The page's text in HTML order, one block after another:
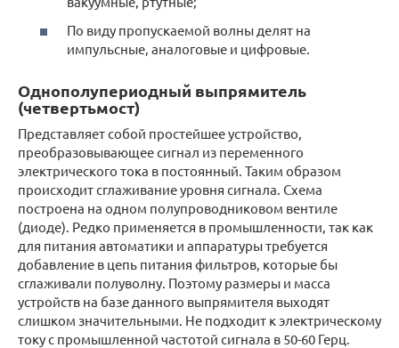
По виду пропускаемой волны делят на
импульсные, аналоговые и цифровые.
Однополупериодный выпрямитель
(четвертьмост)
Представляет собой простейшее устройство,
преобразовывающее сигнал из переменного
электрического тока в постоянный. Таким образом
происходит сглаживание уровня сигнала. Схема
построена на одном полупроводниковом вентиле
(диоде). Редко применяется в промышленности, так как
для питания автоматики и аппаратуры требуется
добавление в цепь питания фильтров, которые бы
сглаживали полуволну. Поэтому размеры и масса
устройств на базе данного выпрямителя выходят
слишком значительными. Не подходит к электрическому
току с промышленной частотой сигнала в 50-60 Герц.